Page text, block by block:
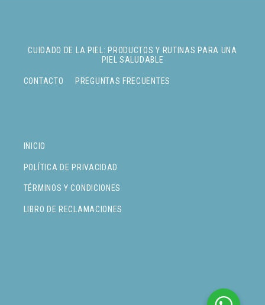
INICIO
POLÍTICA DE PRIVACIDAD
TÉRMINOS Y CONDICIONES
LIBRO DE RECLAMACIONES
CUIDADO DE LA PIEL: PRODUCTOS Y RUTINAS PARA UNA
PIEL SALUDABLE
CONTACTO PREGUNTAS FRECUENTES